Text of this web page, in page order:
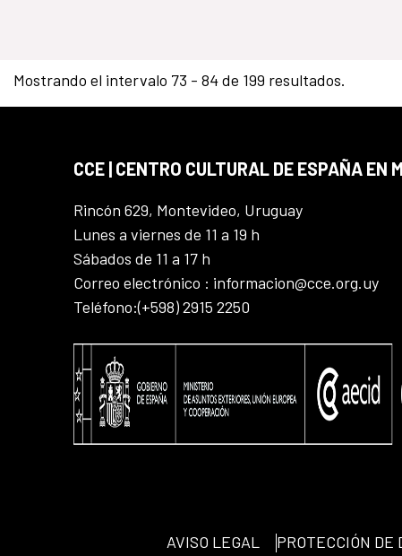
Mostrando el intervalo 73 - 84 de 199 resultados.
CCE | CENTRO CULTURAL DE ESPAÑA EN
Rincón 629, Montevideo, Uruguay
Lunes a viernes de 11 a 19 h
Sábados de 11 a 17 h
Correo electrónico : informacion@cce.org.uy
Teléfono:(+598) 2915 2250
AVISO LEGAL PROTECCIÓN DE